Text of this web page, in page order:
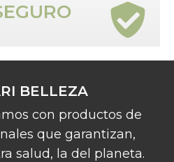
BELLEZA
con productos de
que garantizan,
salud, la del planeta.